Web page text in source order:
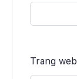
Trang web